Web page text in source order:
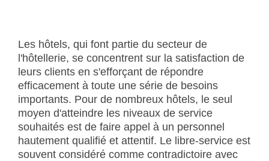
Les hôtels, qui font partie du secteur de
l'hôtellerie, se concentrent sur la satisfaction de
leurs clients en s'efforçant de répondre
efficacement à toute une série de besoins
importants. Pour de nombreux hôtels, le seul
moyen d'atteindre les niveaux de service
souhaités est de faire appel à un personnel
hautement qualifié et attentif. Le libre-service est
souvent considéré comme contradictoire avec